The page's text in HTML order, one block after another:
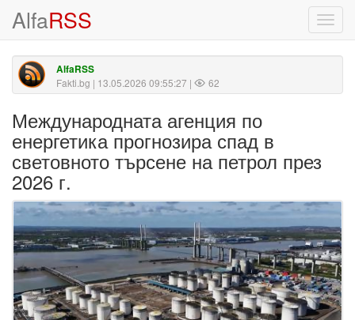
AlfaRSS
AlfaRSS
Fakti.bg | 13.05.2026 09:55:27 | 62
Международната агенция по
енергетика прогнозира спад в
световното търсене на петрол през
2026 г.